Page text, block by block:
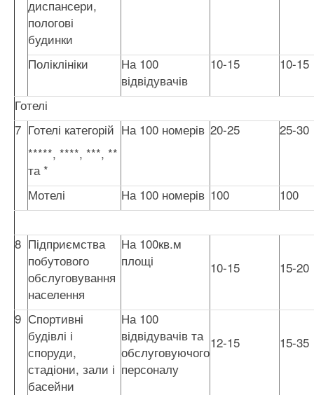
диспансери,
пологові
будинки
Поліклініки
На 100
відвідувачів
10-15 10-15
Готелі
7 Готелі категорій
*****, ****, ***, **
та *
На 100 номерів 20-25 25-30
Мотелі На 100 номерів 100 100
8 Підприємства
побутового
обслуговування
населення
На 100кв.м
площі
10-15 15-20
9 Спортивні
будівлі і
споруди,
стадіони, зали і
басейни
На 100
відвідувачів та
обслуговуючого
персоналу
12-15 15-35